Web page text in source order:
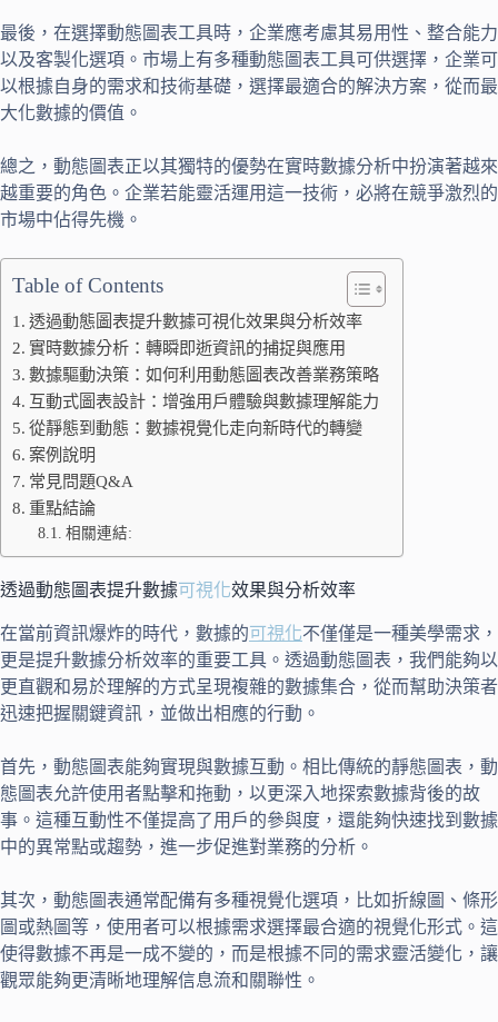
最後，在選擇動態圖表工具時，企業應考慮其易用性、整合能力
以及客製化選項。市場上有多種動態圖表工具可供選擇，企業可
以根據自身的需求和技術基礎，選擇最適合的解決方案，從而最
大化數據的價值。
總之，動態圖表正以其獨特的優勢在實時數據分析中扮演著越來
越重要的角色。企業若能靈活運用這一技術，必將在競爭激烈的
市場中佔得先機。
Table of Contents
透過動態圖表提升數據可視化效果與分析效率
實時數據分析：轉瞬即逝資訊的捕捉與應用
數據驅動決策：如何利用動態圖表改善業務策略
互動式圖表設計：增強用戶體驗與數據理解能力
從靜態到動態：數據視覺化走向新時代的轉變
案例說明
常見問題Q&A
重點結論
相關連結:
透過動態圖表提升數據可視化效果與分析效率
在當前資訊爆炸的時代，數據的可視化不僅僅是一種美學需求，
更是提升數據分析效率的重要工具。透過動態圖表，我們能夠以
更直觀和易於理解的方式呈現複雜的數據集合，從而幫助決策者
迅速把握關鍵資訊，並做出相應的行動。
首先，動態圖表能夠實現與數據互動。相比傳統的靜態圖表，動
態圖表允許使用者點擊和拖動，以更深入地探索數據背後的故
事。這種互動性不僅提高了用戶的參與度，還能夠快速找到數據
中的異常點或趨勢，進一步促進對業務的分析。
其次，動態圖表通常配備有多種視覺化選項，比如折線圖、條形
圖或熱圖等，使用者可以根據需求選擇最合適的視覺化形式。這
使得數據不再是一成不變的，而是根據不同的需求靈活變化，讓
觀眾能夠更清晰地理解信息流和關聯性。